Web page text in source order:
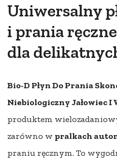
Uniwersalny
i prania
dla
Bio-D Płyn Do Prania
Niebiologiczny Jałowiec I
produktem
zarówno w pralkach
praniu ręcznym. To